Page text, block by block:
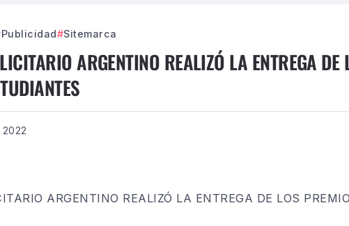
Publicidad Sitemarca
ARGENTINO REALIZÓ LA ENTREGA
2022
ARGENTINO REALIZÓ LA ENTREGA DE LOS